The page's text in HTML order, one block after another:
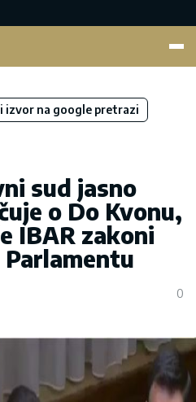
izvor na google pretrazi
sud jasno
o Do Kvonu,
IBAR zakoni
0